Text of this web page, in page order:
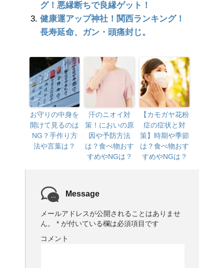
グ！悪縁断ちで良縁ゲット！
健康運アップ神社！関西ランキング！
長寿延命、ガン・頭痛封じ。
お守りの中身を
開けて見るのは
NG？手作り方
法や言葉は？
汗のニオイ対
策！においの原
因や予防方法
は？食べ物おす
すめやNGは？
【カモガヤ花粉
症の症状と対
策】時期や季節
は？食べ物おす
すめやNGは？
Message
メールアドレスが公開されることはありませ
ん。
* が付いている欄は必須項目です
コメント